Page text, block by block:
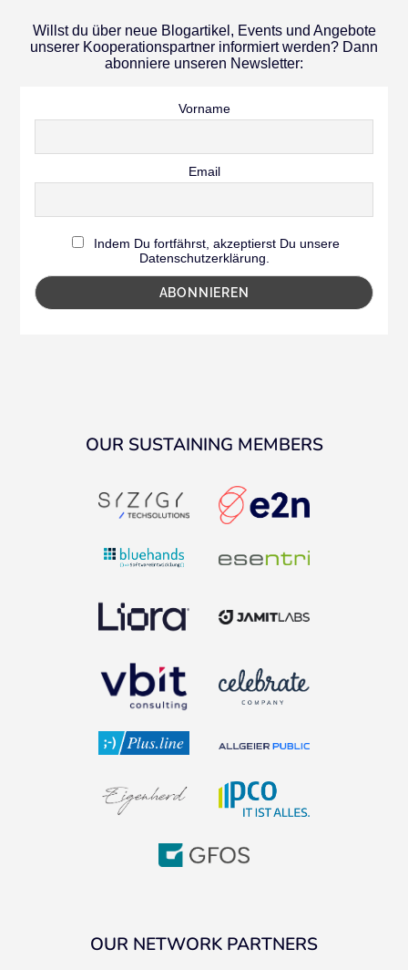
Willst du über neue Blogartikel, Events und Angebote
unserer Kooperationspartner informiert werden? Dann
abonniere unseren Newsletter:
Vorname
Email
Indem Du fortfährst, akzeptierst Du unsere
Datenschutzerklärung.
OUR SUSTAINING MEMBERS
OUR NETWORK PARTNERS